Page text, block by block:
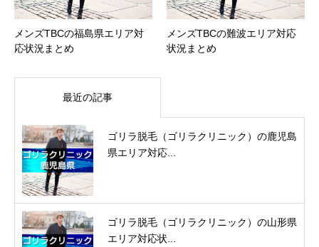
メンズTBCの福島県エリア対
応状況まとめ
メンズTBCの難波エリア対応
状況まとめ
最近の記事
ゴリラ脱毛（ゴリラクリニック）の鹿児島
県エリア対応...
ゴリラ脱毛（ゴリラクリニック）の山形県
エリア対応状...